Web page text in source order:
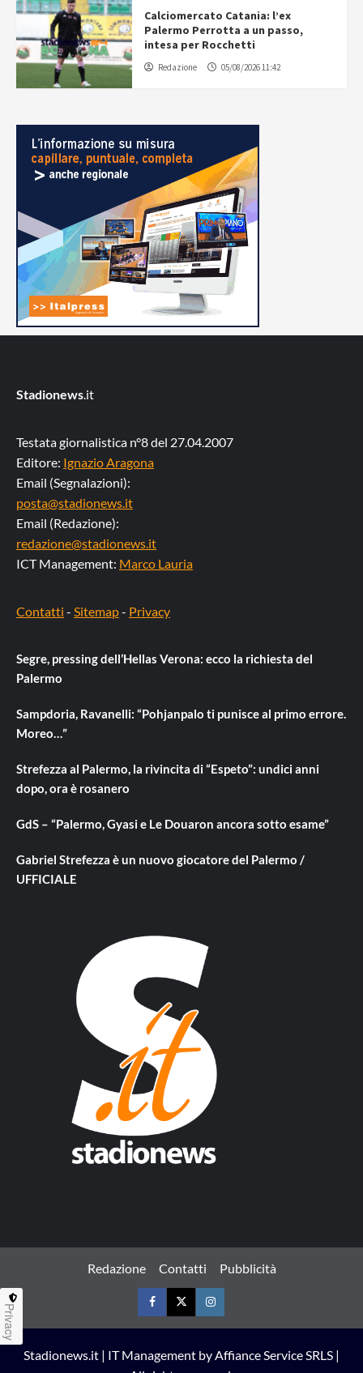
Calciomercato Catania: l’ex
Palermo Perrotta a un passo,
intesa per Rocchetti
Redazione 05/08/2026 11:42
Stadionews .it
Testata giornalistica n°8 del 27.04.2007
Editore: Ignazio Aragona
Email (Segnalazioni):
posta@stadionews.it
Email (Redazione):
redazione@stadionews.it
ICT Management: Marco Lauria
Contatti - Sitemap- Privacy
Segre, pressing dell’Hellas Verona: ecco la richiesta del
Palermo
Sampdoria, Ravanelli: “Pohjanpalo ti punisce al primo errore.
Moreo…”
Strefezza al Palermo, la rivincita di “Espeto”: undici anni
dopo, ora è rosanero
GdS – “Palermo, Gyasi e Le Douaron ancora sotto esame”
Gabriel Strefezza è un nuovo giocatore del Palermo /
UFFICIALE
Redazione Contatti Pubblicità
FacebookTwitterInstagram
Stadionews.it | IT Management by Affiance Service SRLS |
Privacy